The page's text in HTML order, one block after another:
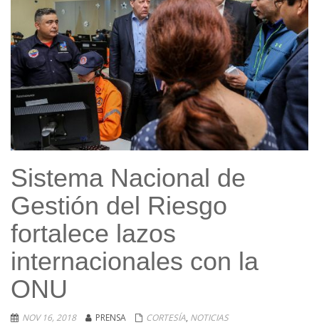
Sistema Nacional de
Gestión del Riesgo
fortalece lazos
internacionales con la
ONU
NOV 16, 2018 PRENSA CORTESÍA, NOTICIAS